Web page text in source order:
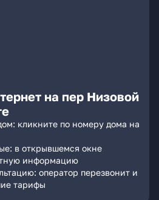
на пер Низовой
кликните по номеру дома на
в открывшемся окне
информацию
оператор перезвонит и
тарифы